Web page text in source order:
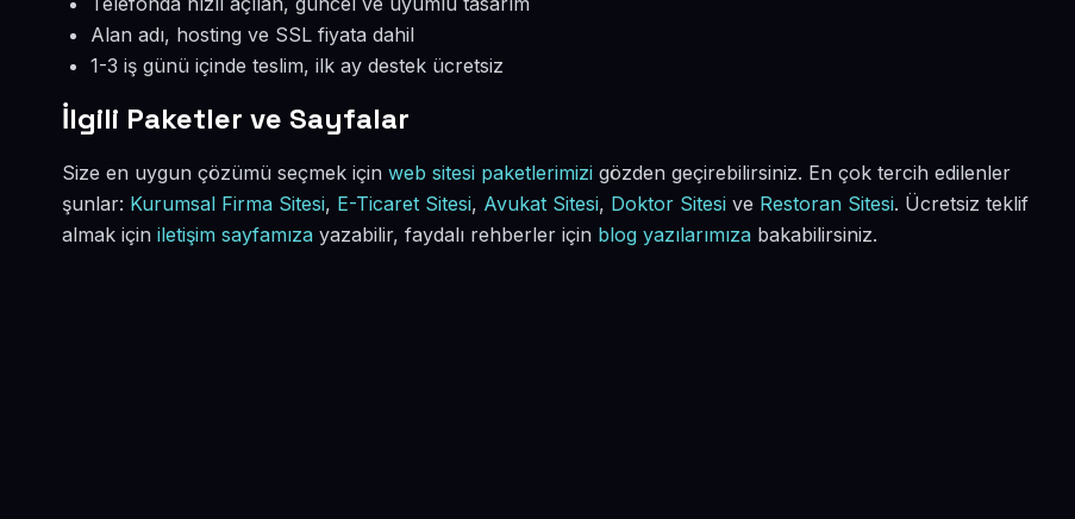
Alan adı, hosting ve SSL fiyata dahil
1-3 iş günü içinde teslim, ilk ay destek ücretsiz
İlgili Paketler ve Sayfalar
Size en uygun çözümü seçmek için web sitesi paketlerimizi gözden geçirebilirsiniz. En çok tercih edilenler
şunlar: Kurumsal Firma Sitesi, E-Ticaret Sitesi, Avukat Sitesi, Doktor Sitesi ve Restoran Sitesi. Ücretsiz teklif
almak için iletişim sayfamıza yazabilir, faydalı rehberler için blog yazılarımıza bakabilirsiniz.